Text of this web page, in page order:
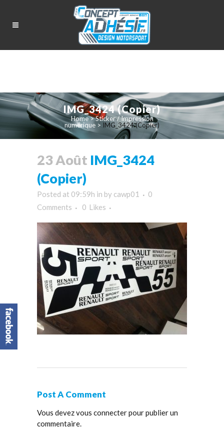
IMG_3424 (Copier)
Home>Sticker / Impression
numérique > IMG_3424 (Copier)
23 Août IMG_3424
(Copier)
Posted at 09:59h in by cawp01
0
Comments
0 Likes
Post A Comment
Vous devezvous connecterpour publier un
commentaire.